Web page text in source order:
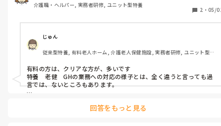
介護職・ヘルパー, 実務者研修, ユニット型特養
2 ・ 05/
じゅん
従来型特養, 有料老人ホーム, 介護老人保健施設, 実務者研修, ユニット型特
有料の方は、クリアな方が、多いです
特養　老健　GHの業務への対応の様子とは、全く違うと言っても過
言では、ないところもあります。
回答をもっと見る